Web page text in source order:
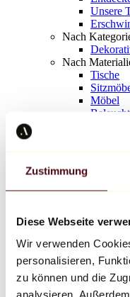
Zustimmung
Diese Webseite
Wir verwenden
personalisieren,
zu können und die
analysieren.
Unsere
Nach
Nach
Tische
Möbel
Richard
Keith
Jeff
Jean-
Alle
Werk der Woche